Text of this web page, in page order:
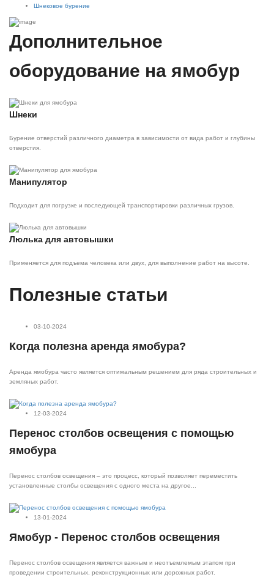
Шнековое бурение
Дополнительное
оборудование на ямобур
Шнеки
Бурение отверстий различного диаметра в зависимости от вида работ и глубины
отверстия.
Манипулятор
Подходит для погрузке и последующей транспортировки различных грузов.
Люлька для автовышки
Применяется для подъема человека или двух, для выполнение работ на высоте.
Полезные статьи
03-10-2024
Когда полезна аренда ямобура?
Аренда ямобура часто является оптимальным решением для ряда строительных и
земляных работ.
12-03-2024
Перенос столбов освещения с помощью
ямобура
Перенос столбов освещения – это процесс, который позволяет переместить
установленные столбы освещения с одного места на другое...
13-01-2024
Ямобур - Перенос столбов освещения
Перенос столбов освещения является важным и неотъемлемым этапом при
проведении строительных, реконструкционных или дорожных работ.